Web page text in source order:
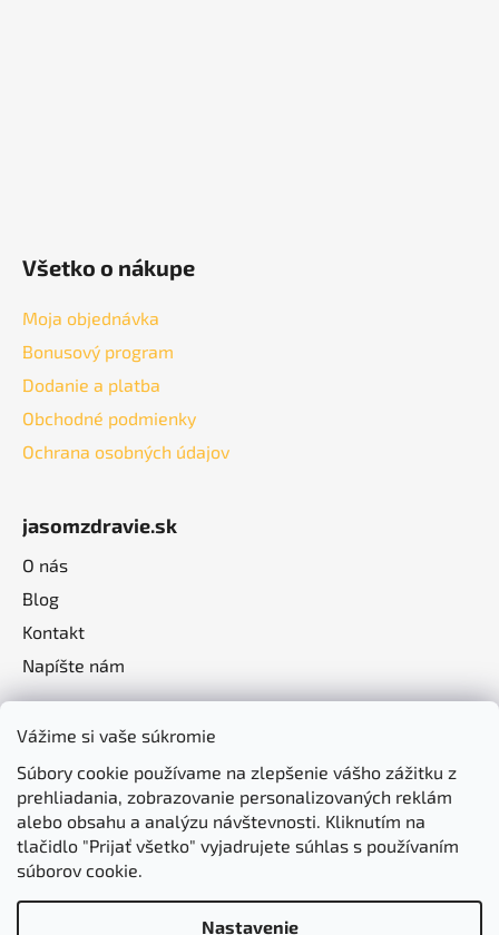
Vážime si vaše súkromie
Súbory cookie používame na zlepšenie vášho zážitku z
prehliadania, zobrazovanie personalizovaných reklám
alebo obsahu a analýzu návštevnosti. Kliknutím na
tlačidlo "Prijať všetko" vyjadrujete súhlas s používaním
súborov cookie.
Nastavenie
Všetko o nákupe
Moja objednávka
Bonusový program
Dodanie a platba
Obchodné podmienky
Ochrana osobných údajov
jasomzdravie.sk
O nás
Blog
Kontakt
Napíšte nám